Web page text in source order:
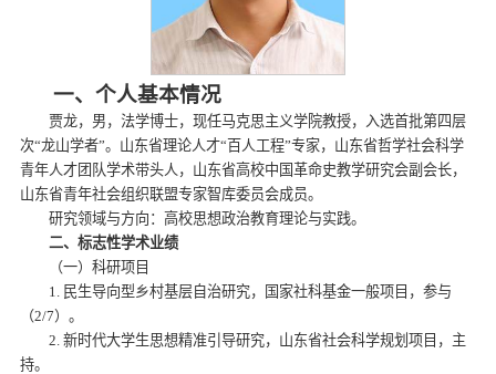
一、个人基本情况
贾龙，男，法学博士，现任马克思主义学院教授，入选首批第四层
次“龙山学者”。山东省理论人才“百人工程”专家，山东省哲学社会科学
青年人才团队学术带头人，山东省高校中国革命史教学研究会副会长，
山东省青年社会组织联盟专家智库委员会成员。
研究领域与方向：高校思想政治教育理论与实践。
二、标志性学术业绩
（一）科研项目
1. 民生导向型乡村基层自治研究，国家社科基金一般项目，参与
（2/7）。
2. 新时代大学生思想精准引导研究，山东省社会科学规划项目，主
持。